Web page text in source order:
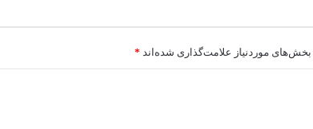
بخش‌های موردنیاز علامت‌گذاری شده‌اند *